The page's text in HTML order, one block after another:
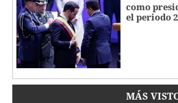
como
el periodo
MÁS